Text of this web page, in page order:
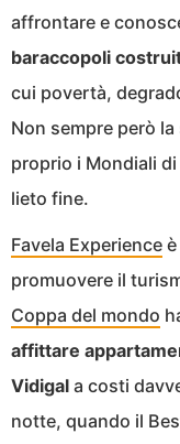
affrontare e
baraccopoli
cui povertà,
Non sempre però
proprio i Mondiali
lieto fine.
Favela Experience
promuovere il
Coppa del mondo
affittare
Vidigal a costi
notte, quando il